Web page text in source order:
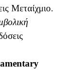
Μεταίχμιο.